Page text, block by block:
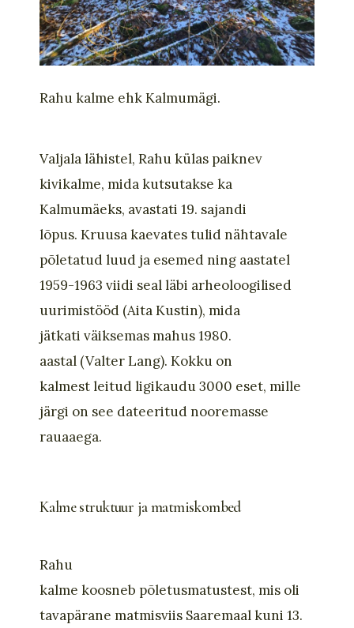
Rahu kalme ehk Kalmumägi.
Valjala lähistel, Rahu külas paiknev
kivikalme, mida kutsutakse ka
Kalmumäeks, avastati 19. sajandi
lõpus. Kruusa kaevatestulid nähtavale
põletatud luud ja esemedning aastatel
1959-1963 viidi seal läbi arheoloogilised
uurimistööd (Aita Kustin), mida
jätkati väiksemas mahus1980.
aastal (Valter Lang). Kokku on
kalmestleitudligikaudu 3000 eset, mille
järgi on see dateeritud nooremasse
rauaaega.
Kalme struktuur ja matmiskombed
Rahu
kalme koosneb põletusmatustest, mis oli
tavapärane matmisviis Saaremaalkuni 13.